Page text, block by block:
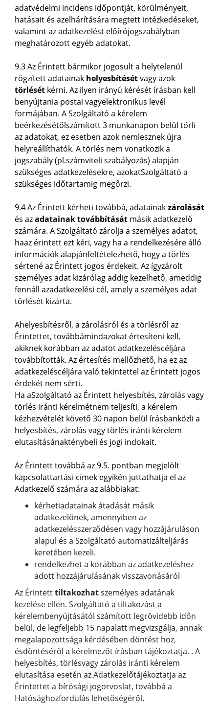
adatvédelmi incidens időpontját, körülményeit,
hatásait és azelhárítására megtett intézkedéseket,
valamint az adatkezelést előírójogszabályban
meghatározott egyéb adatokat.
9.3 Az Érintett bármikor jogosult a helytelenül
rögzített adatainak helyesbítésétvagy azok
törlését kérni. Az ilyen irányú kérését írásban kell
benyújtania postai vagyelektronikus levél
formájában. A Szolgáltató a kérelem
beérkezésétőlszámított 3 munkanapon belül törli
az adatokat, ez esetben azok nemlesznek újra
helyreállíthatók. A törlés nem vonatkozik a
jogszabály (pl.számviteli szabályozás) alapján
szükséges adatkezelésekre, azokatSzolgáltató a
szükséges időtartamig megőrzi.
9.4 Az Érintett kérheti továbbá, adatainakzárolását
és azadatainak továbbítását másik adatkezelő
számára. A Szolgáltató zárolja a személyes adatot,
haaz érintett ezt kéri, vagy ha a rendelkezésére álló
információk alapjánfeltételezhető, hogy a törlés
sértené az Érintett jogos érdekeit. Az ígyzárolt
személyes adat kizárólag addig kezelhető, ameddig
fennáll azadatkezelési cél, amely a személyes adat
törlését kizárta.
Ahelyesbítésről, a zárolásról és a törlésről az
Érintettet, továbbámindazokat értesíteni kell,
akiknek korábban az adatot adatkezeléscéljára
továbbították. Az értesítés mellőzhető, ha ez az
adatkezeléscéljára való tekintettel az Érintett jogos
érdekét nem sérti.
Ha aSzolgáltató az Érintett helyesbítés, zárolás vagy
törlés iránti kérelmétnem teljesíti, a kérelem
kézhezvételét követő 30 napon belül írásbanközli a
helyesbítés, zárolás vagy törlés iránti kérelem
elutasításánakténybeli és jogi indokait.
Az Érintett továbbá az 9.5. pontban megjelölt
kapcsolattartási címek egyikén juttathatja el az
Adatkezelő számára az alábbiakat:
kérhetiadatainak átadását másik
adatkezelőnek, amennyiben az
adatkezelésszerződésen vagy hozzájáruláson
alapul és a Szolgáltató automatizálteljárás
keretében kezeli.
rendelkezhet a korábban az adatkezeléshez
adott hozzájárulásának visszavonásáról
Az Érintetttiltakozhatszemélyes adatának
kezelése ellen. Szolgáltató a tiltakozást a
kérelembenyújtásától számított legrövidebb időn
belül, de legfeljebb 15 napalatt megvizsgálja, annak
megalapozottsága kérdésében döntést hoz,
ésdöntéséről a kérelmezőt írásban tájékoztatja. . A
helyesbítés, törlésvagy zárolás iránti kérelem
elutasítása esetén az Adatkezelőtájékoztatja az
Érintettet a bírósági jogorvoslat, továbbá a
Hatósághozfordulás lehetőségéről.